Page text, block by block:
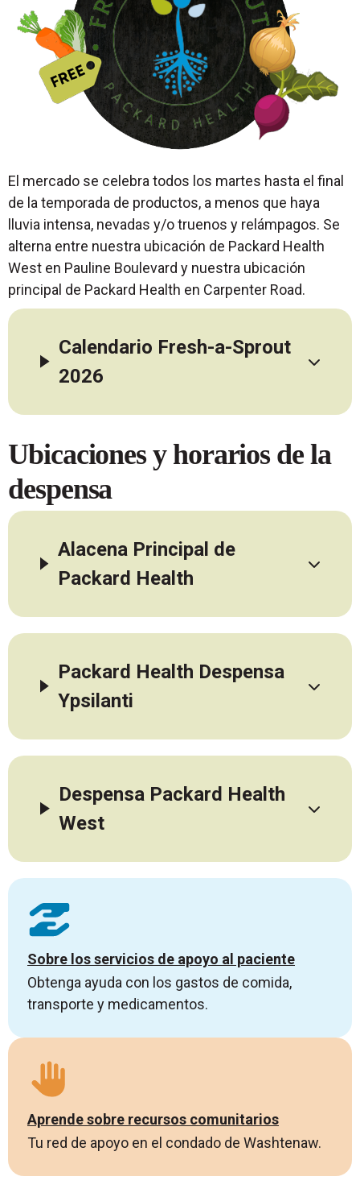
El mercado se celebra todos los martes hasta el final
de la temporada de productos, a menos que haya
lluvia intensa, nevadas y/o truenos y relámpagos. Se
alterna entre nuestra ubicación de Packard Health
West en Pauline Boulevard y nuestra ubicación
principal de Packard Health en Carpenter Road.
Calendario Fresh-a-Sprout
2026
Ubicaciones y horarios de la
despensa
Alacena Principal de
Packard Health
Packard Health Despensa
Ypsilanti
Despensa Packard Health
West
Sobre los servicios de apoyo al paciente
Obtenga ayuda con los gastos de comida,
transporte y medicamentos.
Aprende sobre recursos comunitarios
Tu red de apoyo en el condado de Washtenaw.